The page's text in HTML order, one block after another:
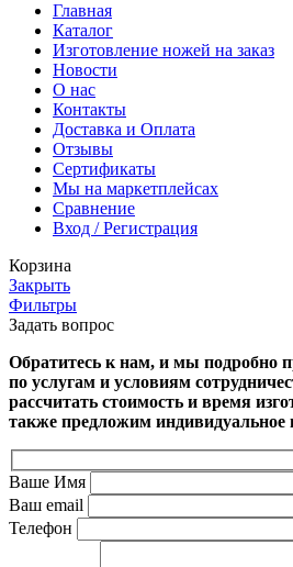
Главная
Каталог
Изготовление ножей на заказ
Новости
О нас
Контакты
Доставка и Оплата
Отзывы
Сертификаты
Мы на маркетплейсах
Сравнение
Вход / Регистрация
Корзина
Закрыть
Фильтры
Задать вопрос
Обратитесь к нам, и мы подробно
по услугам и условиям
рассчитать стоимость и время
также предложим индивидуальное
Ваше Имя
Ваш email
Телефон